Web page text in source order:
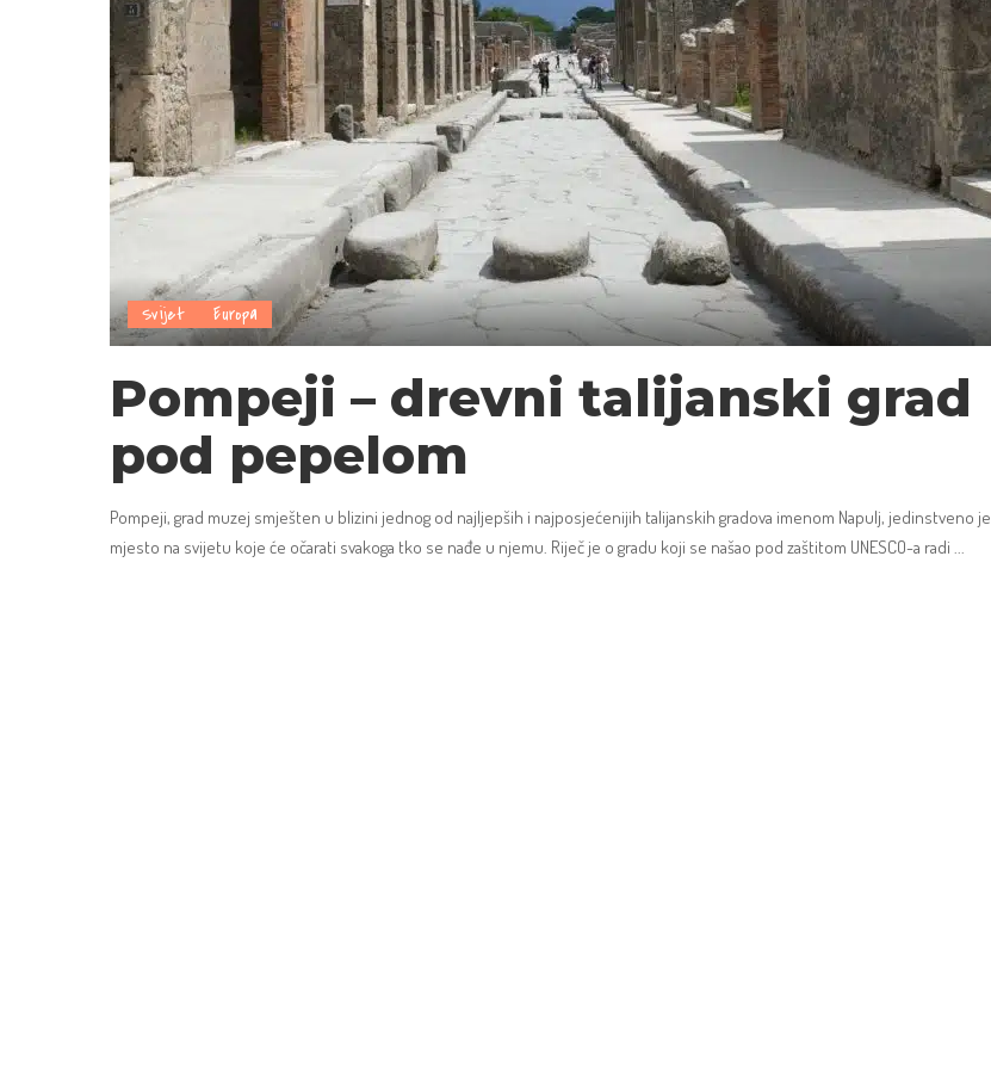
Svijet Europa
Pompeji – drevni talijanski grad
pod pepelom
Pompeji, grad muzej smješten u blizini jednog od najljepših i najposjećenijih talijanskih gradova imenom Napulj, jedinstveno je
mjesto na svijetu koje će očarati svakoga tko se nađe u njemu. Riječ je o gradu koji se našao pod zaštitom UNESCO-a radi ...